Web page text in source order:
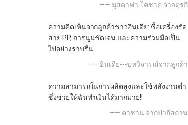
—— มุสตาฟา โคชาค จากตุรกี
ความคิดเห็นจากลูกค้าชาวอินเดีย: ซื้อเครื่องรัด
สาย PP, การนูนชัดเจน และความร่วมมือเป็น
ไปอย่างราบรื่น
—— อินเดีย---บทวิจารณ์จากลูกค้า
ความสามารถในการผลิตสูงและใช้พลังงานต่ำ
ซึ่งช่วยให้ฉันทำเงินได้มากมาย!!
—— คาชาน จากปากีสถาน